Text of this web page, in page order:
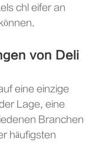
chl eifer an
von Deli
eine einzige
Lage, eine
Branchen
häufigsten